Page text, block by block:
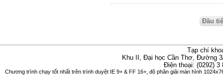
Đầu
Tạp chí
Khu II, Đại học Cần Thơ, Đường
Điện thoại: (0292)
Chương trình chạy tốt nhất trên trình duyệt IE 9+ & FF 16+, độ phân giải màn hình